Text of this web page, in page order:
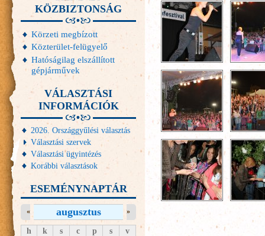
KÖZBIZTONSÁG
Körzeti megbízott
Közterület-felügyelő
Hatóságilag elszállított
gépjárművek
VÁLASZTÁSI
INFORMÁCIÓK
2026. Országgyűlési választás
Választási szervek
Választási ügyintézés
Korábbi választások
ESEMÉNYNAPTÁR
augusztus
« »
h k s c p s
v